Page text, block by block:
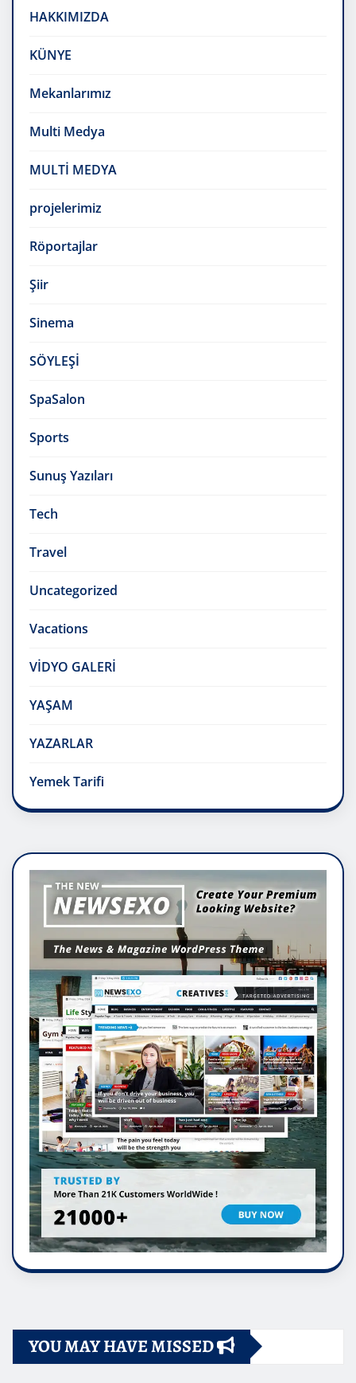
HAKKIMIZDA
KÜNYE
Mekanlarımız
Multi Medya
MULTİ MEDYA
projelerimiz
Röportajlar
Şiir
Sinema
SÖYLEŞİ
SpaSalon
Sports
Sunuş Yazıları
Tech
Travel
Uncategorized
Vacations
VİDYO GALERİ
YAŞAM
YAZARLAR
Yemek Tarifi
YOU MAY HAVE MISSED